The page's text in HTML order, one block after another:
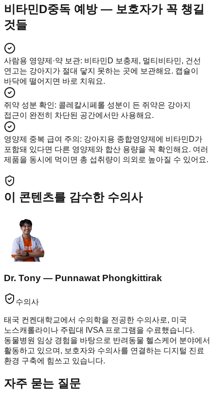
비타민D중독 예방 — 보호자가 꼭 챙길
것들
사람용 영양제·약 보관: 비타민D 보충제, 멀티비타민, 건선
연고는 강아지가 절대 닿지 못하는 곳에 보관해요. 캡슐이
바닥에 떨어지면 바로 치워요.
쥐약 성분 확인: 콜레칼시페롤 성분이 든 쥐약은 강아지
접근이 완전히 차단된 공간에서만 사용해요.
영양제 중복 급여 주의 : 강아지용 종합영양제에 비타민D가
포함돼 있다면 다른 영양제와 합산 용량을 꼭 확인해요. 여러
제품을 동시에 먹이면 총 섭취량이 의외로 높아질 수 있어요.
이 콘텐츠를 감수한 수의사
Dr. Tony — Punnawat Phongkittirak
수의사
태국 컨켄대학교에서 수의학을 전공한 수의사로, 미국
노스캐롤라이나 주립대 IVSA 프로그램을 수료했습니다.
동물병원 임상 경험을 바탕으로 반려동물 헬스케어 분야에서
활동하고 있으며, 보호자와 수의사를 연결하는 디지털 진료
환경 구축에 힘쓰고 있습니다.
자주 묻는 질문